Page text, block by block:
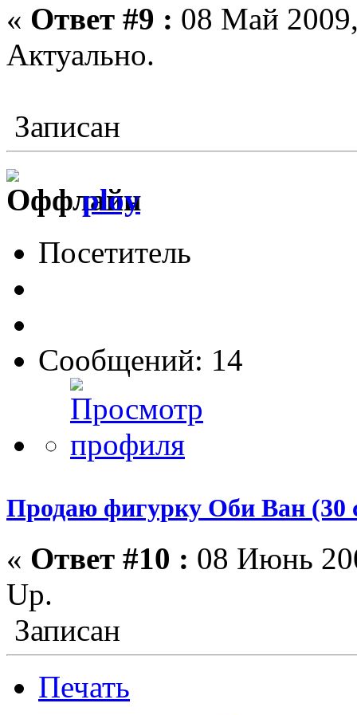
« Ответ #9 : 08 Май
Актуально.
Записан
ploy
Посетитель
Сообщений: 14
Продаю фигурку Оби Ван (30
« Ответ #10 : 08 Июнь
Up.
Записан
Печать